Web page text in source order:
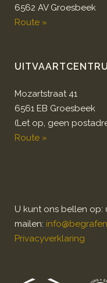
6562 AV Groesbeek
Route »
Mozartstraat 41
6561 EB Groesbeek
(Let op, geen
Route »
U kunt ons bellen op:
mailen:
Privacyverklaring